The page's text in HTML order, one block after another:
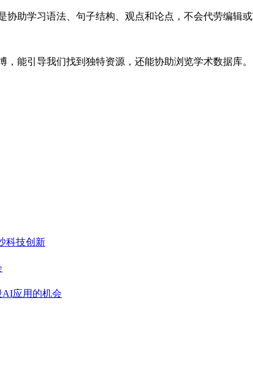
助学习语法、句子结构、观点和论点，不会代劳编辑或
能引导我们找到独特资源，还能协助浏览学术数据库。
科技创新
应用的机会